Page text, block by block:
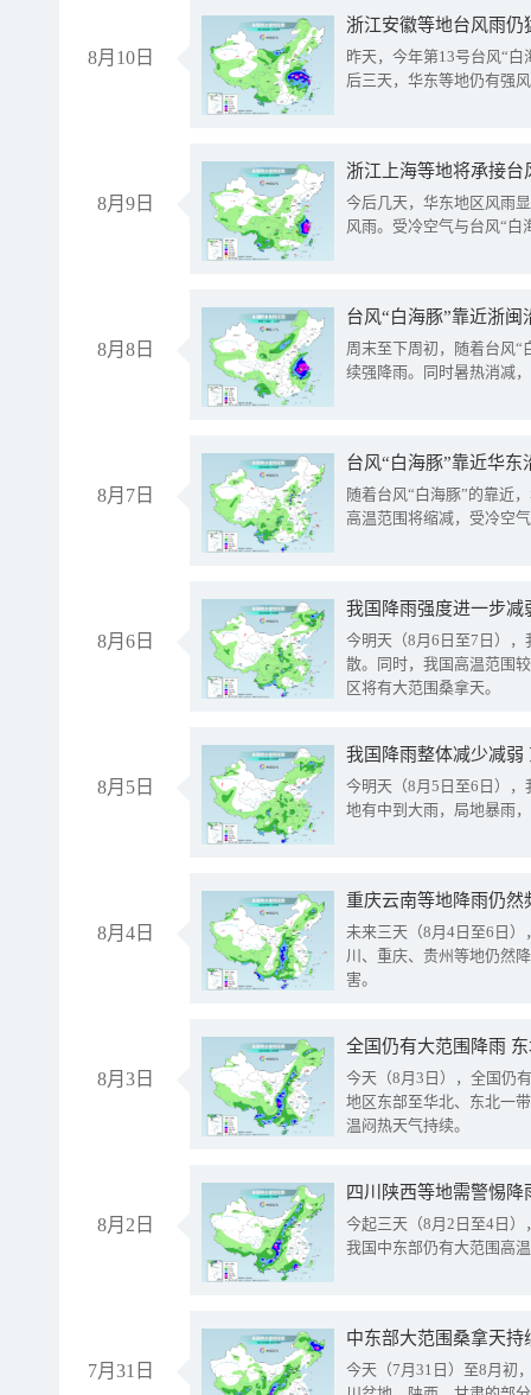
8月10日
浙江安徽等地台风雨
昨天，今年第13号台风“
后三天，华东等地仍有强
8月9日
浙江上海等地将承接台
今后几天，华东地区风雨
风雨。受冷空气与台风“白
8月8日
台风“白海豚”靠近浙
周末至下周初，随着台风“
续强降雨。同时暑热消减
8月7日
台风“白海豚”靠近华
随着台风“白海豚”的靠近
高温范围将缩减，受冷空
8月6日
今明天（8月6日至7日）
散。同时，我国高温范围
区将有大范围桑拿天。
8月5日
我国降雨整体减少减弱
今明天（8月5日至6日）
地有中到大雨，局地暴雨
8月4日
重庆云南等地降雨仍然
未来三天（8月4日至6日
川、重庆、贵州等地仍然
害。
8月3日
全国仍有大范围降雨
今天（8月3日），全国仍
地区东部至华北、东北一
温闷热天气持续。
8月2日
今起三天（8月2日至4日
我国中东部仍有大范围高
7月31日
中东部大范围桑拿天
今天（7月31日）至8月初